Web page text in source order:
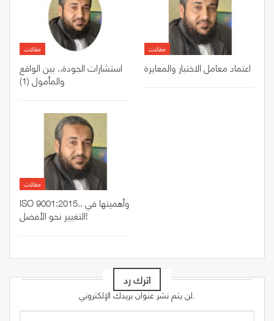
مقالات
استشارات الجودة.. بين الواقع
والمأمول (1)
مقالات
اعتماد معامل الاختبار والمعايرة
مقالات
ISO 9001:2015.. وأهميتها في
التغيير نحو الأفضل!
اترك رد
لن يتم نشر عنوان بريدك الإلكتروني.